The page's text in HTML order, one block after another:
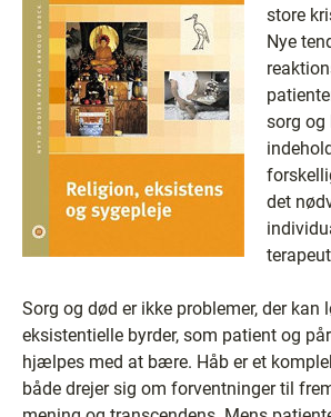
store
Nye
sorg og
det
Sorg og død er ikke problemer, der kan
eksistentielle byrder, som patient og
hjælpes med at bære. Håb er et
både drejer sig om forventninger til